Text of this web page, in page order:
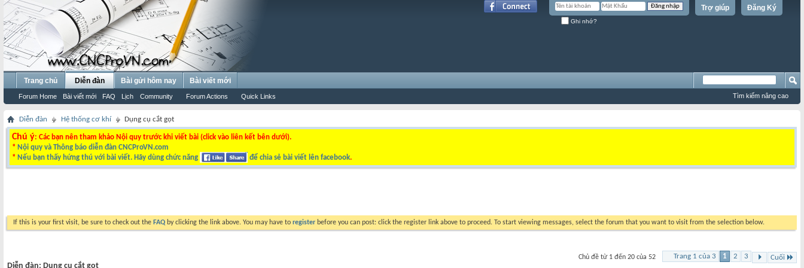
Đăng Ký
Trợ giúp
Ghi nhớ?
Trang chủ Diễn đàn
Forum Home Bài viết mới FAQ Lịch Community Forum Actions Quick Links
Bài gửi hôm nay Bài viết mới
Tìm kiếm nâng cao
Diễn đàn Hệ thống cơ khí Dụng cụ cắt gọt
Chú ý: Các bạn nên tham khảo Nội quy trước khi viết bài (click vào liên kết bên dưới).
* Nội quy và Thông báo diễn đàn CNCProVN.com
* Nếu bạn thấy hứng thú với bài viết. Hãy dùng chức năng để chia sẻ bài viết lên facebook.
If this is your first visit, be sure to check out the FAQ by clicking the link above. You may have to register before you can post: click the register link above to proceed. To start viewing messages, select the forum that you want to visit from the selection below.
Trang 1 của 3 1 2 3 Cuối
Chủ đề từ 1 đến 20 của 52
Diễn đàn: Dụng cụ cắt gọt